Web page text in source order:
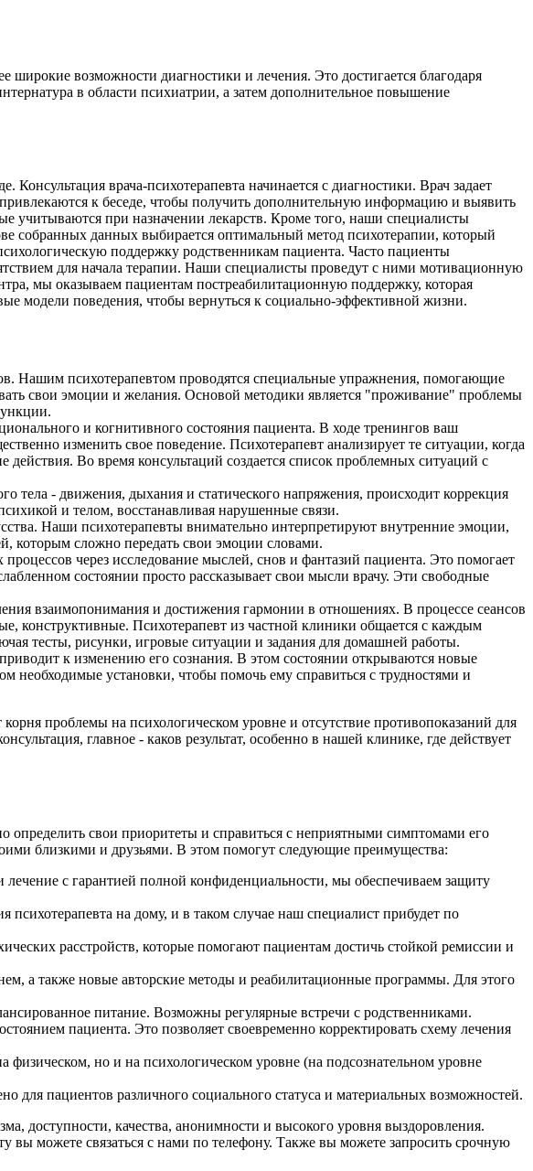
возможности диагностики и лечения. Это достигается благодаря
в области психиатрии, а затем дополнительное повышение
врача-психотерапевта начинается с диагностики. Врач задает
к беседе, чтобы получить дополнительную информацию и выявить
учитываются при назначении лекарств. Кроме того, наши специалисты
собранных данных выбирается оптимальный метод психотерапии, который
поддержку родственникам пациента. Часто пациенты
для начала терапии. Наши специалисты проведут с ними мотивационную
мы оказываем пациентам постреабилитационную поддержку, которая
модели поведения, чтобы вернуться к социально-эффективной жизни.
Нашим психотерапевтом проводятся специальные упражнения, помогающие
свои эмоции и желания. Основой методики является "проживание" проблемы
и когнитивного состояния пациента. В ходе тренингов ваш
изменить свое поведение. Психотерапевт анализирует те ситуации, когда
Во время консультаций создается список проблемных ситуаций с
тела - движения, дыхания и статического напряжения, происходит коррекция
и телом, восстанавливая нарушенные связи.
Наши психотерапевты внимательно интерпретируют внутренние эмоции,
которым сложно передать свои эмоции словами.
через исследование мыслей, снов и фантазий пациента. Это помогает
состоянии просто рассказывает свои мысли врачу. Эти свободные
взаимопонимания и достижения гармонии в отношениях. В процессе сеансов
конструктивные. Психотерапевт из частной клиники общается с каждым
тесты, рисунки, игровые ситуации и задания для домашней работы.
к изменению его сознания. В этом состоянии открываются новые
необходимые установки, чтобы помочь ему справиться с трудностями и
проблемы на психологическом уровне и отсутствие противопоказаний для
главное - каков результат, особенно в нашей клинике, где действует
определить свои приоритеты и справиться с неприятными симптомами его
близкими и друзьями. В этом помогут следующие преимущества:
с гарантией полной конфиденциальности, мы обеспечиваем защиту
психотерапевта на дому, и в таком случае наш специалист прибудет по
расстройств, которые помогают пациентам достичь стойкой ремиссии и
а также новые авторские методы и реабилитационные программы. Для этого
питание. Возможны регулярные встречи с родственниками.
пациента. Это позволяет своевременно корректировать схему лечения
но и на психологическом уровне (на подсознательном уровне
для пациентов различного социального статуса и материальных возможностей.
доступности, качества, анонимности и высокого уровня выздоровления.
можете связаться с нами по телефону. Также вы можете запросить срочную